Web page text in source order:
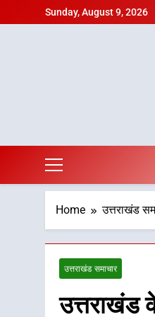
to
Sunday, August 9, 2026
Home उत्तराखंड
उत्तराखंड समाचार
उत्तराखंड